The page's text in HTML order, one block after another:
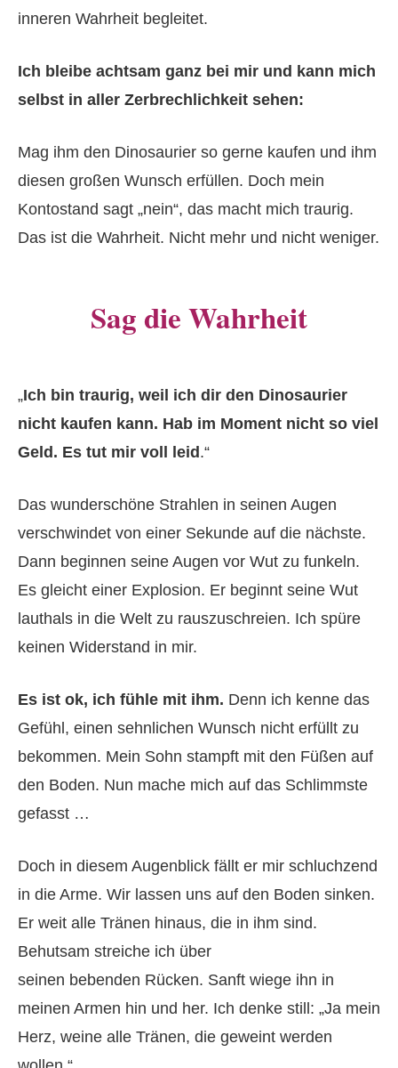
inneren Wahrheit begleitet.
Ich bleibe achtsam ganz bei mir und kann mich
selbst in aller Zerbrechlichkeit sehen:
Mag ihm den Dinosaurier so gerne kaufen und ihm
diesen großen Wunsch erfüllen. Doch mein
Kontostand sagt „nein“, das macht mich traurig.
Das ist die Wahrheit. Nicht mehr und nicht weniger.
Sag die Wahrheit
„Ich bin traurig, weil ich dir den Dinosaurier
nicht kaufen kann. Hab im Moment nicht so viel
Geld. Es tut mir voll leid .“
Das wunderschöne Strahlen in seinen Augen
verschwindet von einer Sekunde auf die nächste.
Dann beginnen seine Augen vor Wut zu funkeln.
Es gleicht einer Explosion. Er beginnt seine Wut
lauthals in die Welt zu rauszuschreien. Ich spüre
keinen Widerstand in mir.
Es ist ok, ich fühle mit ihm. Denn ich kenne das
Gefühl, einen sehnlichen Wunsch nicht erfüllt zu
bekommen. Mein Sohn stampft mit den Füßen auf
den Boden. Nun mache mich auf das Schlimmste
gefasst …
Doch in diesem Augenblick fällt er mir schluchzend
in die Arme. Wir lassen uns auf den Boden sinken.
Er weit alle Tränen hinaus, die in ihm sind.
Behutsam streiche ich über
seinen bebenden Rücken. Sanft wiege ihn in
meinen Armen hin und her. Ich denke still: „Ja mein
Herz, weine alle Tränen, die geweint werden